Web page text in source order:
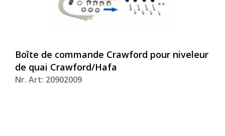
Boîte de commande Crawford pour niveleur
de quai Crawford/Hafa
Nr. Art: 20902009